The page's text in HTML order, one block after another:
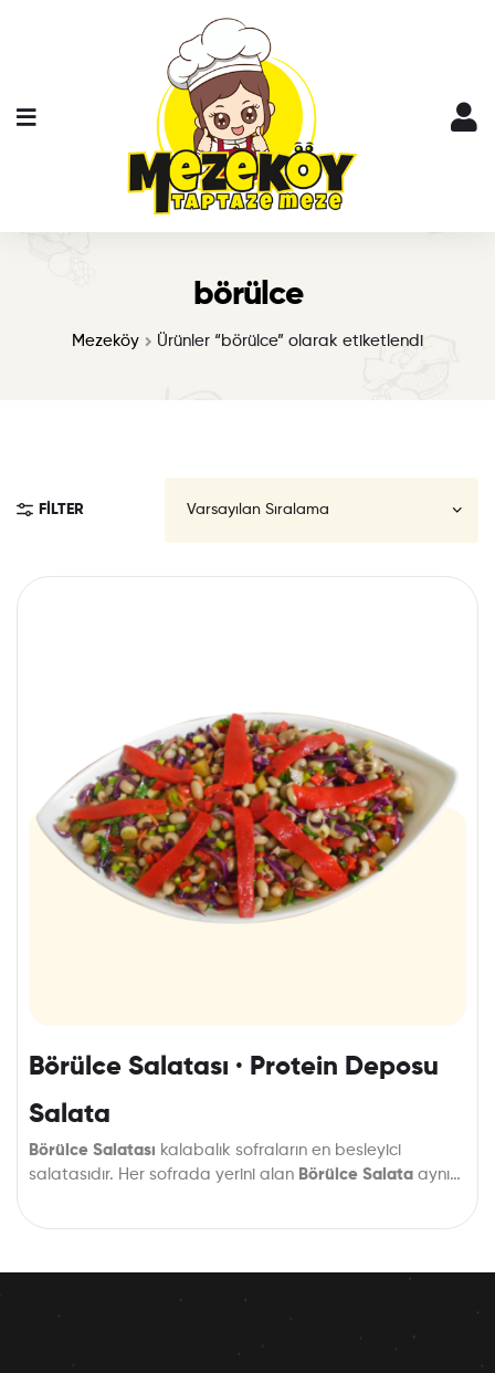
börülce
Mezeköy Ürünler “börülce” olarak etiketlendi
FILTER
Börülce Salatası · Protein Deposu
Salata
Börülce Salatası kalabalık sofraların en besleyici
salatasıdır. Her sofrada yerini alan Börülce Salata aynı
istiyorsanız hemen satın alın.